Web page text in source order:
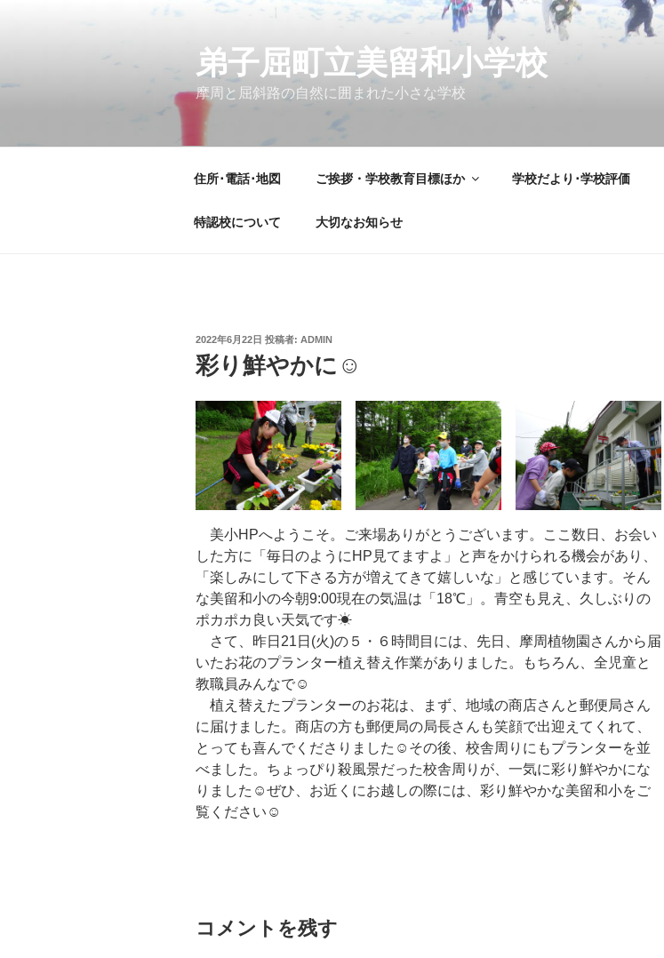
弟子屈町立美留和小学校
摩周と屈斜路の自然に囲まれた小さな学校
住所･電話･地図 ご挨拶・学校教育目標ほか 学校だより･学校評価
特認校について 大切なお知らせ
投
稿
日:
2022年6月22日 投稿者: ADMIN
彩り鮮やかに☺
美小HPへようこそ。ご来場ありがとうございます。ここ数日、お会い
した方に「毎日のようにHP見てますよ」と声をかけられる機会があり、
「楽しみにして下さる方が増えてきて嬉しいな」と感じています。そん
な美留和小の今朝9:00現在の気温は「18℃」。青空も見え、久しぶりの
ポカポカ良い天気です☀
さて、昨日21日(火)の５・６時間目には、先日、摩周植物園さんから届
いたお花のプランター植え替え作業がありました。もちろん、全児童と
教職員みんなで☺
植え替えたプランターのお花は、まず、地域の商店さんと郵便局さん
に届けました。商店の方も郵便局の局長さんも笑顔で出迎えてくれて、
とっても喜んでくださりました☺その後、校舎周りにもプランターを並
べました。ちょっぴり殺風景だった校舎周りが、一気に彩り鮮やかにな
りました☺ぜひ、お近くにお越しの際には、彩り鮮やかな美留和小をご
覧ください☺
コメントを残す